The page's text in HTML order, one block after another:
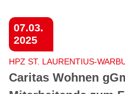
07.03.
2025
HPZ ST. LAURENTIUS-
Caritas Wohnen